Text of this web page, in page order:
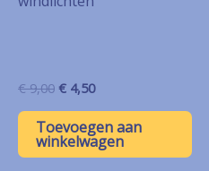
€9,00 Oorspronkelijke
was:
€ 9,00.
€ 4,50Huidige
is:
€ 4,50.
Toevoegen aan
winkelwagen